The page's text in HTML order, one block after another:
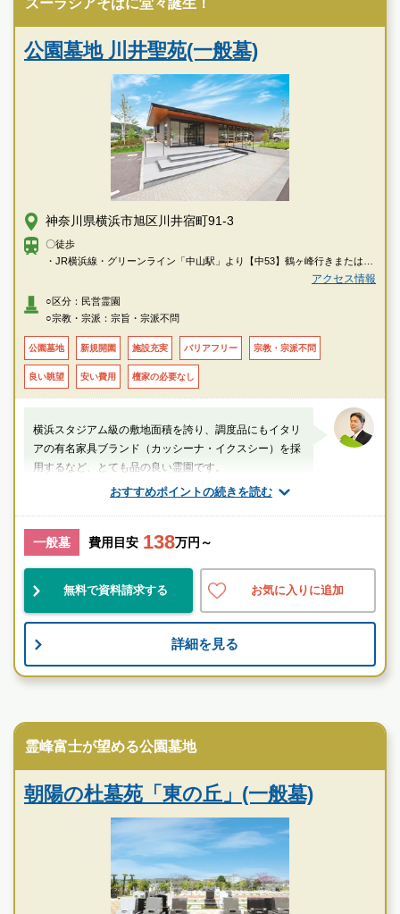
公園墓地 川井聖苑(一般墓)
神奈川県横浜市旭区川井宿町91-3
〇徒歩
・JR横浜線・グリーンライン「中山駅」より【中53】鶴ヶ峰行きまたは
【横52】横浜駅西口行きバス乗車、「笹峰」バス停下車 徒歩約7分
・相鉄本線「鶴ヶ峰」駅より【中53】【横52】中山行きバス乗車「笹峰」
バス停下車 徒歩約7分
徒歩約7分
〇車
・保土ヶ谷バイパス「下川井」I.C.より約7分
・JR横浜線「十日市場」駅より約14分
・「宮の下」交差点より約12分
アクセス情報
○区分：民営霊園
○宗教・宗派：宗旨・宗派不問
公園墓地 新規開園 施設充実 バリアフリー 宗教・宗派不問
良い眺望 安い費用 檀家の必要なし
おすすめポイントの続きを読む
横浜スタジアム級の敷地面積を誇り、調度品にもイタリ
アの有名家具ブランド（カッシーナ・イクスシー）を採
用するなど、とても品の良い霊園です。
厚生労働省認定 葬祭ディレクター技能審査
1級葬祭ディレクター 田中（業界歴15年）
神奈川県
人気 宗教不問 管理良
自然あふれる四季折々の風景
宗教を問わずどなたでもご利用いただけます。
お参りに配慮した駐車場を完備。
公園墓地 川井聖苑の特徴
一般墓 費用目安 138万円～
無料で資料請求する お気に入りに追加
詳細を見る
霊峰富士が望める公園墓地
朝陽の杜墓苑「東の丘」(一般墓)